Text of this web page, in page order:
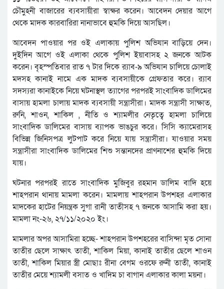
চৌমুহনী বাজারের ব্যবসায়ীরা স্বাক্ষর করেন। আবেদন দেয়ার আগে
থেকে মাদক কারবারিরা নানাভাবে হুমকি দিয়ে আসছিল।
আবেদন পাওয়ার পর ওই এলাকায় পুলিশ অভিযান বাড়িয়ে দেন।
দুইদিন আগে ওই এলাকা থেকে পুলিশ ইয়াবাসহ ২ জনকে আটক
করেন। বৃহস্পতিবার রাত ৭ টার দিকে র‌্যাব-৯ অভিযান চালিয়ে চোলাই
মদসহ কানাই নামে এক মাদক ব্যবসায়ীকে গ্রেফতার করে। র‌্যাব
সদস্যরা কানাইকে নিয়ে ঘটনাস্থল ত্যাগের পরপরই সাংবাদিক ডালিমের
বাসায় হামলা চালায় মাদক ব্যবসায়ী সন্ত্রাসীরা। মাদক সন্ত্রাসী সাক্ষাত,
রুনি, শাওন, শাকিল , নীতি ও শ্যামলীর নেতৃত্বে হামলা চালিয়ে
সাংবাদিক ডালিমের বাসায় ব্যাপক ভাঙচুর করে। সিসি ক্যামেরাসহ
বিভিন্ন জিনিসপত্র লুটপাট করে নিয়ে যায় সন্ত্রাসীরা। যাওয়ার সময়
সন্ত্রাসীরা সাংবাদিক ডালিমের শিশু সন্তানদের প্রাণনাশের হুমকি দিয়ে
যায়।
ঘটনার পরপরই রাতে সাংবাদিক মুজিবুর রহমান ডালিম বাদি হয়ে
শাহপরান থানায় মামলা করেন। মামলায় শাহপরান উপশহর এলাকার
মাদকের হাটের নিয়ন্ত্রক সুগা রানী তাতীসহ ৭ জনকে আসামি করা হয়।
মামলা নং-২৬, ২৭/১১/২০২০ ইং।
মামলার অপর আসামিরা হচ্ছে- শাহপরান উপশহরের বাসিন্দা মৃত সোনা
তাতীর ছেলে সাক্ষাৎ তাতী, শাকিল মিয়া, কানাই তাতীর ছেলে শাওন
তাতী, শাকিল মিয়ার স্ত্রী মোছাঃ রীনা বেগম ওরফে রুনী তাতী, কানাই
তাতীর মেয়ে শ্যামলী বসাত ও খাদিম চা বাগান এলাকার কালা ময়না।